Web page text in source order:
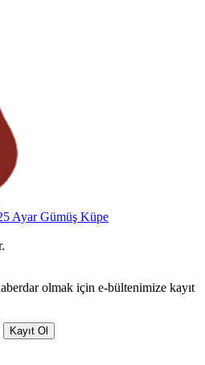
Ayar Gümüş Küpe
olmak için e-bültenimize kayıt
Kayıt Ol